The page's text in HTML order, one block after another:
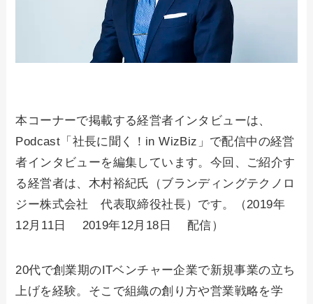
本コーナーで掲載する経営者インタビューは、
Podcast「社長に聞く！in WizBiz」で配信中の経営
者インタビューを編集しています。今回、ご紹介す
る経営者は、木村裕紀氏（ブランディングテクノロ
ジー株式会社 代表取締役社長）です。（2019年
12月11日 2019年12月18日 配信）
20代で創業期のITベンチャー企業で新規事業の立ち
上げを経験。そこで組織の創り方や営業戦略を学